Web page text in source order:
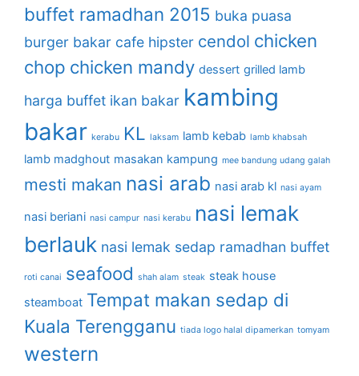
buffet ramadhan 2015 buka puasa
burger bakar cafe hipster cendol chicken
chop chicken mandy dessert grilled lamb
harga buffet ikan bakar kambing
bakar kerabu KL laksam lamb kebab lamb khabsah
lamb madghout masakan kampung mee bandung udang galah
mesti makan nasi arab nasi arab kl nasi ayam
nasi beriani nasi campur nasi kerabu nasi lemak
berlauk nasi lemak sedap ramadhan buffet
roti canai seafood shah alam steak steak house
steamboat Tempat makan sedap di
Kuala Terengganu tiada logo halal dipamerkan tomyam
western